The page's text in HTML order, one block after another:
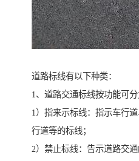
道路标线有以下种类：
1、道路交通标线按功能可分
1）指来示标线：指示车行
行道等的标线；
2）禁止标线：告示道路交